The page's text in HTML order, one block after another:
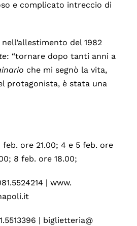
e complicato intreccio di
del 1982
: “tornare dopo tanti anni a
che mi segnò la vita,
protagonista, è stata una
feb. ore 21.00; 4 e 5 feb. ore
8 feb. ore 18.00;
| www.
| biglietteria@